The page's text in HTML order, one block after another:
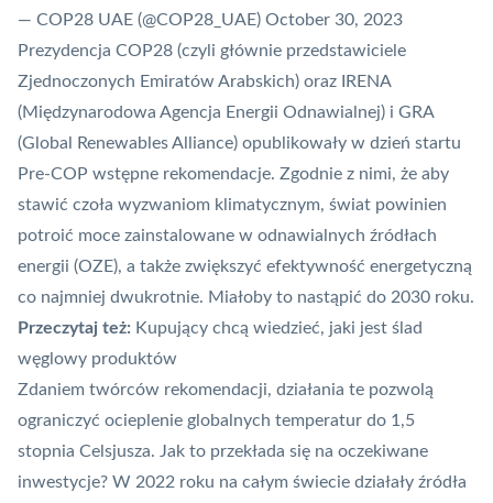
— COP28 UAE (@COP28_UAE) October 30, 2023
Prezydencja COP28 (czyli głównie przedstawiciele
Zjednoczonych Emiratów Arabskich) oraz IRENA
(Międzynarodowa Agencja Energii Odnawialnej) i GRA
(Global Renewables Alliance) opublikowały w dzień startu
Pre-COP wstępne rekomendacje. Zgodnie z nimi, że aby
stawić czoła wyzwaniom klimatycznym, świat powinien
potroić moce zainstalowane w odnawialnych źródłach
energii (OZE), a także zwiększyć efektywność energetyczną
co najmniej dwukrotnie. Miałoby to nastąpić do 2030 roku.
Przeczytaj też: Kupujący chcą wiedzieć, jaki jest ślad
węglowy produktów
Zdaniem twórców rekomendacji, działania te pozwolą
ograniczyć ocieplenie globalnych temperatur do 1,5
stopnia Celsjusza. Jak to przekłada się na oczekiwane
inwestycje? W 2022 roku na całym świecie działały źródła